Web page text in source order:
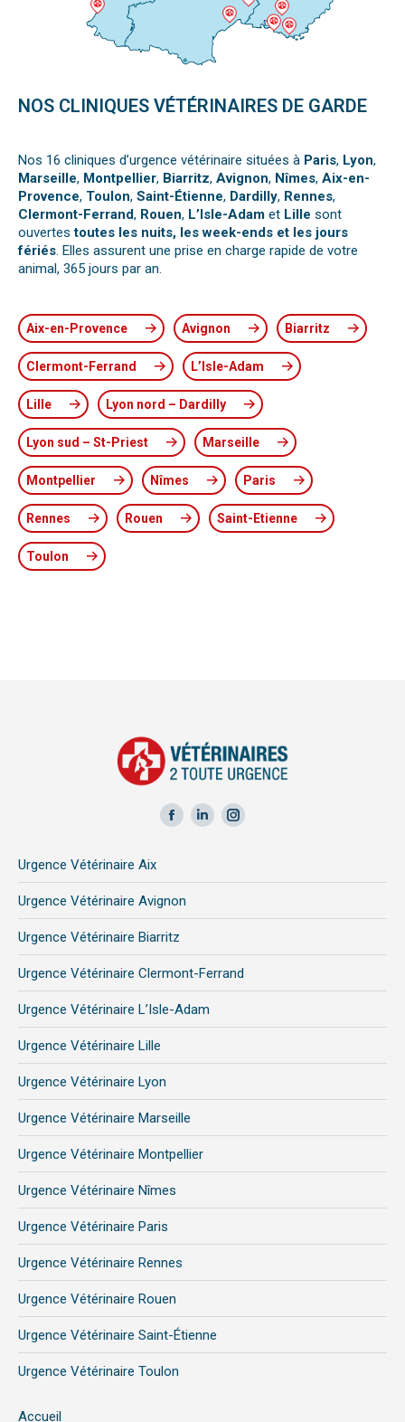
NOS CLINIQUES VÉTÉRINAIRES DE GARDE
Nos 16 cliniques d’urgence vétérinaire situées à Paris, Lyon,
Marseille, Montpellier, Biarritz, Avignon, Nîmes, Aix-en-
Provence, Toulon, Saint-Étienne, Dardilly, Rennes,
Clermont-Ferrand, Rouen, L’Isle-Adam et Lille sont
ouvertestoutes les nuits, les week-ends et les jours
fériés. Elles assurent une prise en charge rapide de votre
animal, 365 jours par an.
Aix-en-Provence Avignon Biarritz
Clermont-Ferrand L’Isle-Adam
Lille Lyon nord – Dardilly
Lyon sud – St-Priest Marseille
Montpellier Nîmes Paris
Rennes Rouen Saint-Etienne
Toulon
Facebook
in
new
window
LinkedIn
new
Instagram
new
Urgence Vétérinaire Aix
Urgence Vétérinaire Avignon
Urgence Vétérinaire Biarritz
Urgence Vétérinaire Clermont-Ferrand
Urgence Vétérinaire L’Isle-Adam
Urgence Vétérinaire Lille
Urgence Vétérinaire Lyon
Urgence Vétérinaire Marseille
Urgence Vétérinaire Montpellier
Urgence Vétérinaire Nîmes
Urgence Vétérinaire Paris
Urgence Vétérinaire Rennes
Urgence Vétérinaire Rouen
Urgence Vétérinaire Saint-Étienne
Urgence Vétérinaire Toulon
Accueil